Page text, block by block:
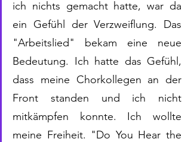
ich nichts gemacht hatte, war da
ein Gefühl der Verzweiflung. Das
"Arbeitslied" bekam eine neue
Bedeutung. Ich hatte das Gefühl,
dass meine Chorkollegen an der
Front standen und ich nicht
mitkämpfen konnte. Ich wollte
meine Freiheit. "Do You Hear the